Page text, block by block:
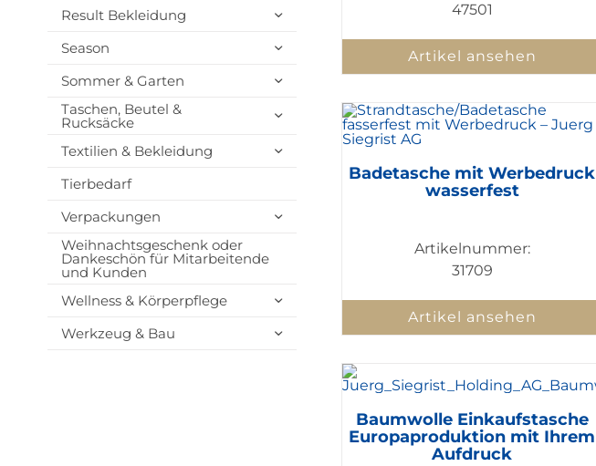
Result Bekleidung
Season
Sommer & Garten
Taschen, Beutel &
Rucksäcke
Textilien & Bekleidung
Tierbedarf
Verpackungen
Weihnachtsgeschenk oder
Dankeschön für Mitarbeitende
und Kunden
Wellness & Körperpflege
Werkzeug & Bau
47501
Artikel ansehen
Badetasche mit Werbedruck
wasserfest
Artikelnummer:
31709
Artikel ansehen
Baumwolle Einkaufstasche
Europaproduktion mit Ihrem
Aufdruck